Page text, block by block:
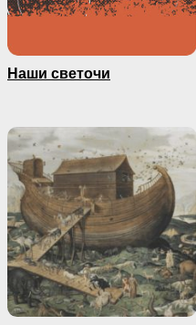
Наши светочи